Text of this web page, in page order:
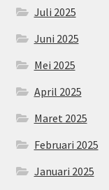
Juli 2025
Juni 2025
Mei 2025
April 2025
Maret 2025
Februari 2025
Januari 2025